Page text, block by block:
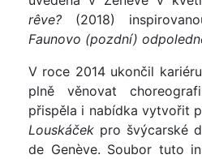
rêve? (2018)
Faunovo (pozdní)
V roce 2014 ukončil
plně věnovat
přispěla i nabídka vytvořit
Louskáček pro švýcarské
de Genève. Soubor tuto